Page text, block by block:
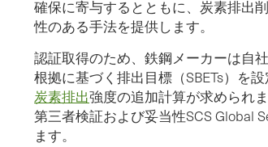
確保に寄与するとともに、炭素排出
性のある手法を提供します。
認証取得のため、鉄鋼メーカーは自
根拠に基づく排出目標（SBETs）を
炭素排出強度の追加計算が求められ
第三者検証および妥当性SCS Global
ます。